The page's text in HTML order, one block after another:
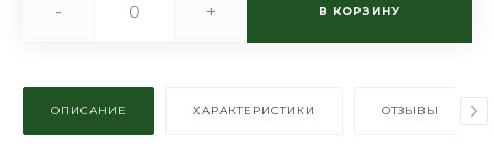
- + В КОРЗИНУ
ОПИСАНИЕ ХАРАКТЕРИСТИКИ ОТЗЫВЫ